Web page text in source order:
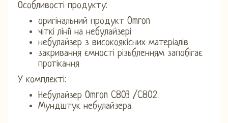
Особливості продукту:
оригінальний продукт Omron
чіткі лінії на небулайзері
небулайзер з високоякісних матеріалів
закривання ємності різьбленням запобігає
протікання
У комплекті:
Небулайзер Omron C803 /C802.
Мундштук небулайзера.